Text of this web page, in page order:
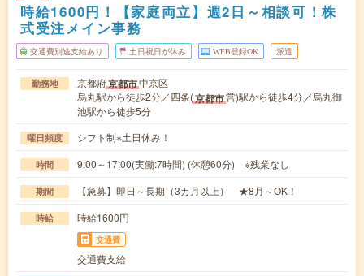
時給1600円！【家庭両立】週2日～相談可！株
式受注メイン事務
交通費別途支給あり 土日祝日が休み WEB登録OK 派遣
勤務地 京都府京都市中京区
烏丸駅から徒歩2分／四条(京都市営)駅から徒歩4分／烏丸御
池駅から徒歩5分
曜日頻度 シフト制※土日休み！
時間 9:00～17:00(実働:7時間) (休憩60分) ※残業なし
期間 【急募】即日～長期（3カ月以上） ★8月～OK！
時給 時給1600円
交通費
交通費支給